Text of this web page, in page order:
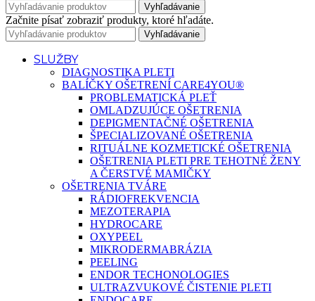
Vyhľadávanie
Začnite písať zobraziť produkty, ktoré hľadáte.
Vyhľadávanie
SLUŽBY
DIAGNOSTIKA PLETI
BALÍČKY OŠETRENÍ CARE4YOU®
PROBLEMATICKÁ PLEŤ
OMLADZUJÚCE OŠETRENIA
DEPIGMENTAČNÉ OŠETRENIA
ŠPECIALIZOVANÉ OŠETRENIA
RITUÁLNE KOZMETICKÉ OŠETRENIA
OŠETRENIA PLETI PRE TEHOTNÉ ŽENY
A ČERSTVÉ MAMIČKY
OŠETRENIA TVÁRE
RÁDIOFREKVENCIA
MEZOTERAPIA
HYDROCARE
OXYPEEL
MIKRODERMABRÁZIA
PEELING
ENDOR TECHONOLOGIES
ULTRAZVUKOVÉ ČISTENIE PLETI